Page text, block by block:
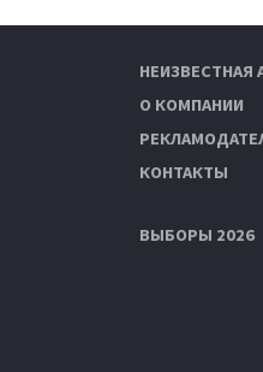
НЕИЗВЕСТНАЯ
О КОМПАНИИ
КОНТАКТЫ
ВЫБОРЫ 2026